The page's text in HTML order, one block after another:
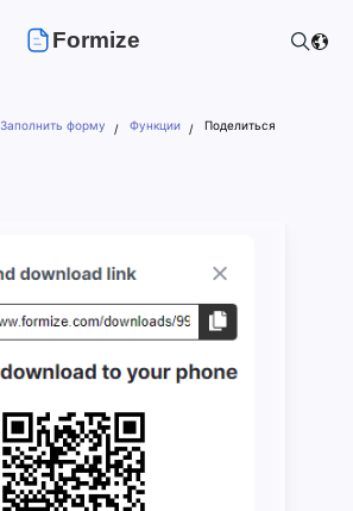
Formize
Заполнить форму Функции Поделиться